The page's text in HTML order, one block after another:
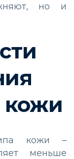
но и
кожи
кожи –
меньше